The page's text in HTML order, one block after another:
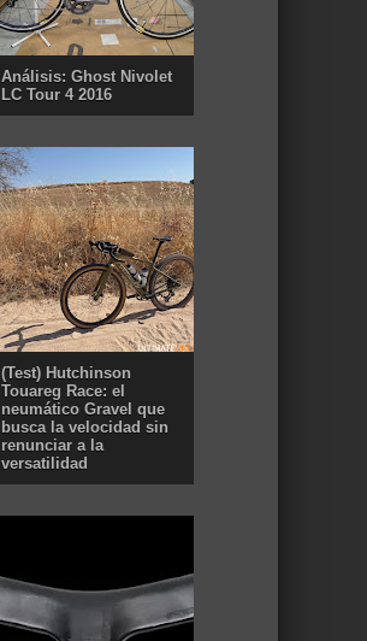
Análisis: Ghost Nivolet
LC Tour 4 2016
(Test) Hutchinson
Touareg Race: el
neumático Gravel que
busca la velocidad sin
renunciar a la
versatilidad